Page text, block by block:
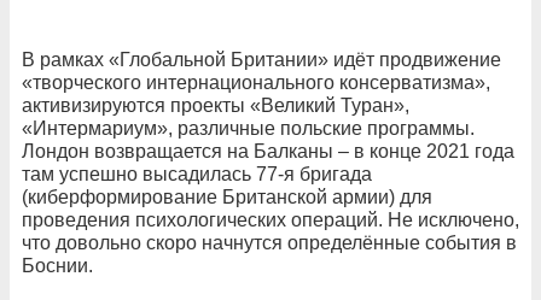
В рамках «Глобальной Британии» идёт продвижение
«творческого интернационального консерватизма»,
активизируются проекты «Великий Туран»,
«Интермариум», различные польские программы.
Лондон возвращается на Балканы – в конце 2021 года
там успешно высадилась 77-я бригада
(киберформирование Британской армии) для
проведения психологических операций. Не исключено,
что довольно скоро начнутся определённые события в
Боснии.